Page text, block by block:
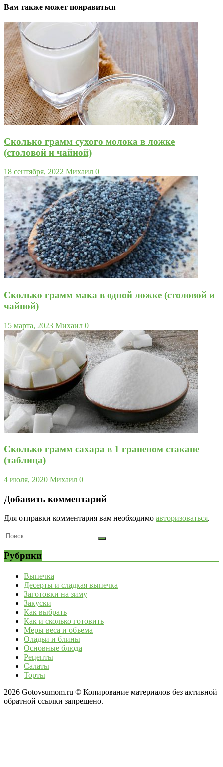
Вам также может понравиться
Сколько грамм сухого молока в ложке
(столовой и чайной)
18 сентября, 2022 Михаил 0
Сколько грамм мака в одной ложке (столовой и
чайной)
15 марта, 2023 Михаил 0
Сколько грамм сахара в 1 граненом стакане
(таблица)
4 июля, 2020 Михаил 0
Добавить комментарий
Для отправки комментария вам необходимо авторизоваться.
Рубрики
Выпечка
Десерты и сладкая выпечка
Заготовки на зиму
Закуски
Как выбрать
Как и сколько готовить
Меры веса и объема
Оладьи и блины
Основные блюда
Рецепты
Салаты
Торты
2026 Gotovsumom.ru © Копирование материалов без активной
обратной ссылки запрещено.